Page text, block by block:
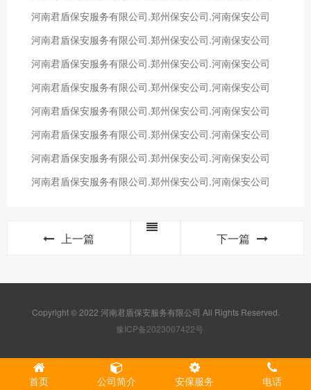
河南君盾保安服务有限公司.郑州保安公司.河南保安公司
河南君盾保安服务有限公司.郑州保安公司.河南保安公司
河南君盾保安服务有限公司.郑州保安公司.河南保安公司
河南君盾保安服务有限公司.郑州保安公司.河南保安公司
河南君盾保安服务有限公司.郑州保安公司.河南保安公司
河南君盾保安服务有限公司.郑州保安公司.河南保安公司
河南君盾保安服务有限公司.郑州保安公司.河南保安公司
河南君盾保安服务有限公司.郑州保安公司.河南保安公司
上一篇 下一篇
Copyright © 2022 河南君盾保安服务有限公司 All Rights Reserved.
豫ICP备2023007422号
首页 公司简介 安保服务 电话